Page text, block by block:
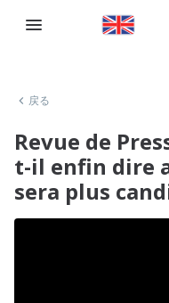
戻る
Revue de
t-il enfin dire
sera plus